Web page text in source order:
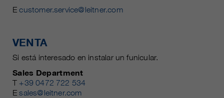
Ecustomer.service@leitner.com
VENTA
Si está interesado en instalar un funicular.
Sales Department
T +39 0472 722 534
Esales@leitner.com